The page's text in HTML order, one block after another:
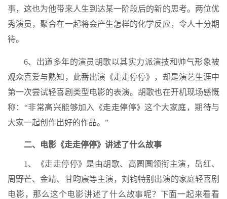
事，这也为他带来人生到达某一阶段后的新的思考。两位优
秀演员，聚合在一起将会产生怎样的化学反应，令人十分期
待。
6、出道多年的演员胡歌以其实力派演技和帅气形象被
观众喜爱与熟知，此番出演《走走停停》，却是演艺生涯中
第一次尝试轻喜剧类型电影的表演。胡歌也在开机现场感慨
称：“非常高兴能够加入《走走停停》这个大家庭，期待与
大家一起创作出好的作品。”
二、电影《走走停停》讲述了什么故事
1、《走走停停》是由胡歌、高圆圆领衔主演，岳红、
周野芒、金靖、甘昀宸等主演，刘钧特别出演的家庭轻喜剧
电影，那么这个电影讲述了什么故事呢？下面一起来看看